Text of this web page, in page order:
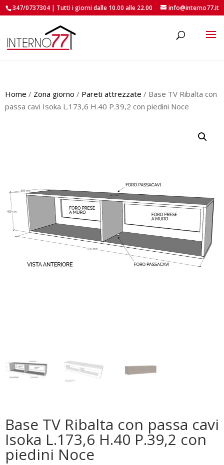
347/0737304 | Tutti i giorni dalle 10.00 alle 22.00 info@interno77.it
Home / Zona giorno / Pareti attrezzate / Base TV Ribalta con
passa cavi Isoka L.173,6 H.40 P.39,2 con piedini Noce
Base TV Ribalta con passa cavi
Isoka L.173,6 H.40 P.39,2 con
piedini Noce